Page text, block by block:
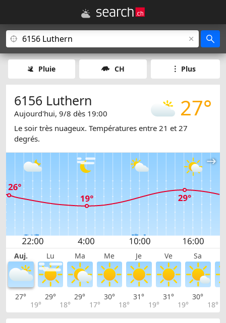
Pluie CH Plus
27°
6156 Luthern
Aujourd'hui, 9/8 dès 19:00
Le soir très nuageux. Températures entre 21 et 27
degrés.
Auj. Lu Ma Me Je Ve Sa
27°
19°
29°
18°
29°
17°
30°
18°
31°
19°
31°
19°
30°
18°